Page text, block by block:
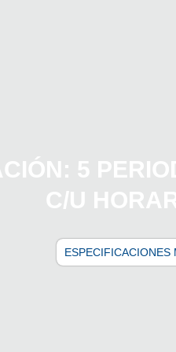
5
C/U
ESPECIFICACIONES